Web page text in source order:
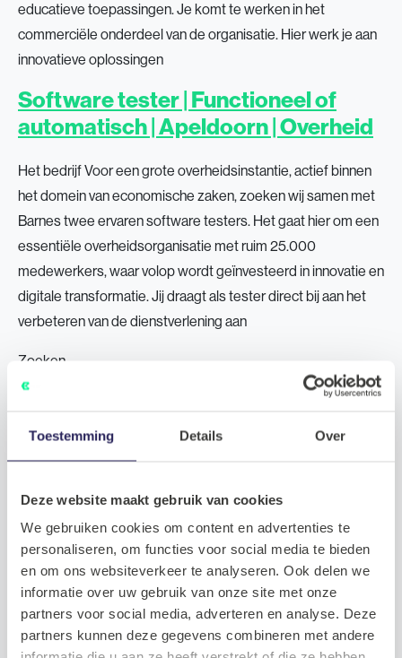
Toestemming Details Over
Deze website maakt gebruik van cookies
We gebruiken cookies om content en advertenties te
personaliseren, om functies voor social media te bieden
en om ons websiteverkeer te analyseren. Ook delen we
informatie over uw gebruik van onze site met onze
partners voor social media, adverteren en analyse. Deze
partners kunnen deze gegevens combineren met andere
educatieve toepassingen. Je komt te werken in het
commerciële onderdeel van de organisatie. Hier werk je aan
innovatieve oplossingen
Software tester | Functioneel of
automatisch | Apeldoorn | Overheid
Het bedrijf Voor een grote overheidsinstantie, actief binnen
het domein van economische zaken, zoeken wij samen met
Barnes twee ervaren software testers. Het gaat hier om een
essentiële overheidsorganisatie met ruim 25.000
medewerkers, waar volop wordt geïnvesteerd in innovatie en
digitale transformatie. Jij draagt als tester direct bij aan het
verbeteren van de dienstverlening aan
Zoeken
Zoeken
Tech Talent Talks #4: Stijn over data, AI en de magie van
plezier in het vak
Scrum Master
Product Owner
Infrastructure